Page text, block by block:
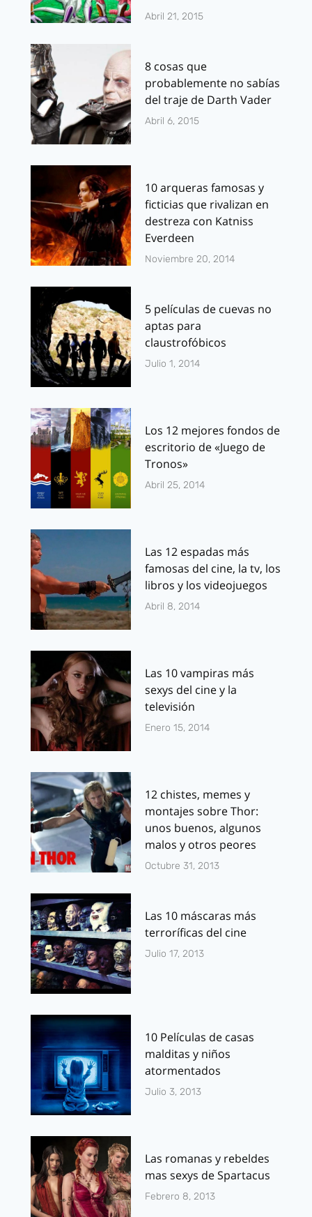
Abril 21, 2015
8 cosas que
probablemente no sabías
del traje de Darth Vader
Abril 6, 2015
10 arqueras famosas y
ficticias que rivalizan en
destreza con Katniss
Everdeen
Noviembre 20, 2014
5 películas de cuevas no
aptas para
claustrofóbicos
Julio 1, 2014
Los 12 mejores fondos de
escritorio de «Juego de
Tronos»
Abril 25, 2014
Las 12 espadas más
famosas del cine, la tv, los
libros y los videojuegos
Abril 8, 2014
Las 10 vampiras más
sexys del cine y la
televisión
Enero 15, 2014
12 chistes, memes y
montajes sobre Thor:
unos buenos, algunos
malos y otros peores
Octubre 31, 2013
Las 10 máscaras más
terroríficas del cine
Julio 17, 2013
10 Películas de casas
malditas y niños
atormentados
Julio 3, 2013
Las romanas y rebeldes
mas sexys de Spartacus
Febrero 8, 2013